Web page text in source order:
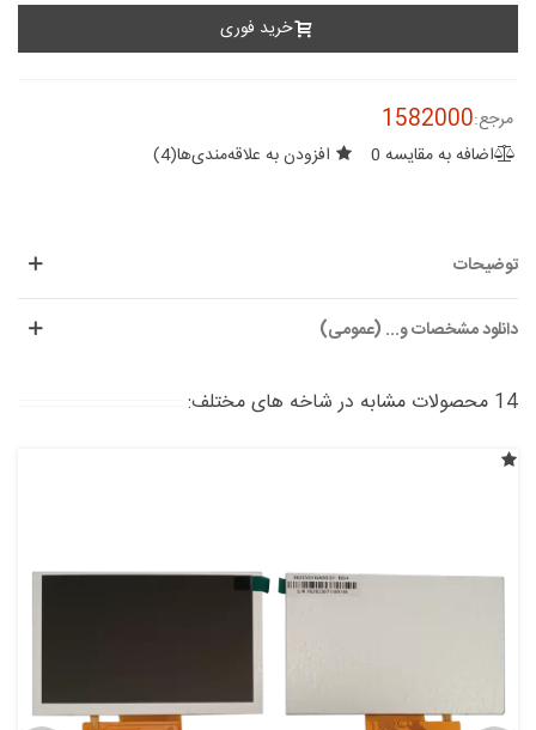
خرید فوری
مرجع:1582000
اضافه به مقایسه 0 افزودن به علاقه‌مندی‌ها(
4
)
توضیحات
دانلود مشخصات و... (عمومی)
14 محصولات مشابه در شاخه های مختلف: